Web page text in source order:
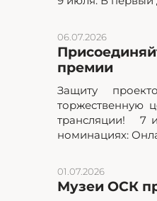
премии
06.07.2026
Защиту
торжественную
трансляции! 7
номинациях:
Музеи ОСК
01.07.2026